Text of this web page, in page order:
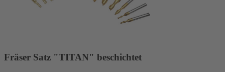
Fräser Satz "TITAN" beschichtet